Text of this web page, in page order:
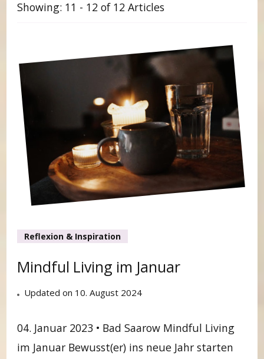
Showing: 11 - 12 of 12 Articles
Reflexion & Inspiration
Mindful Living im Januar
Updated on 10. August 2024
04. Januar 2023 • Bad Saarow Mindful Living
im Januar Bewusst(er) ins neue Jahr starten